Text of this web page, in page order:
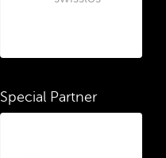
Special Partner